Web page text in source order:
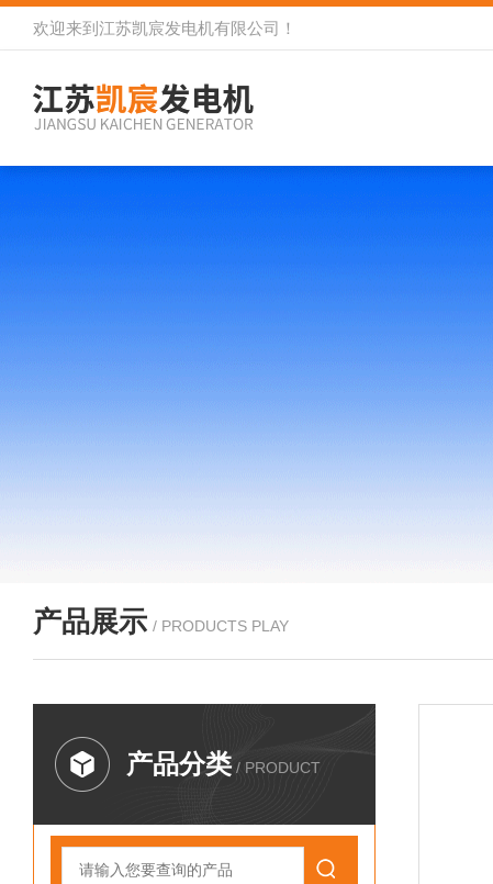
欢迎来到 江苏凯宸发电机有限公司 ！
产品展示 / PRODUCTS PLAY
产品分类 / PRODUCT